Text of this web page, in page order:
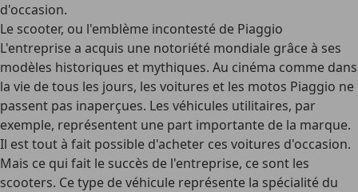
d'occasion.
Le scooter, ou l'emblème incontesté de Piaggio
L'entreprise a acquis une notoriété mondiale grâce à ses
modèles historiques et mythiques. Au cinéma comme dans
la vie de tous les jours, les voitures et les motos Piaggio ne
passent pas inaperçues. Les véhicules utilitaires, par
exemple, représentent une part importante de la marque.
Il est tout à fait possible d'acheter ces voitures d'occasion.
Mais ce qui fait le succès de l'entreprise, ce sont les
scooters. Ce type de véhicule représente la spécialité du